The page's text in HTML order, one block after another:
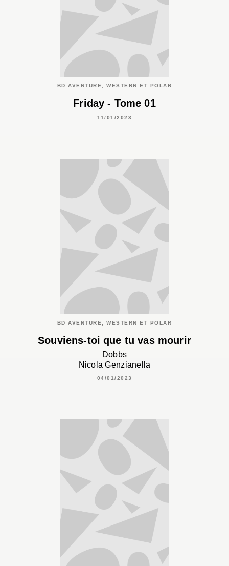
BD AVENTURE, WESTERN ET POLAR
Friday - Tome 01
11/01/2023
BD AVENTURE, WESTERN ET POLAR
Souviens-toi que tu vas mourir
Dobbs
Nicola Genzianella
04/01/2023